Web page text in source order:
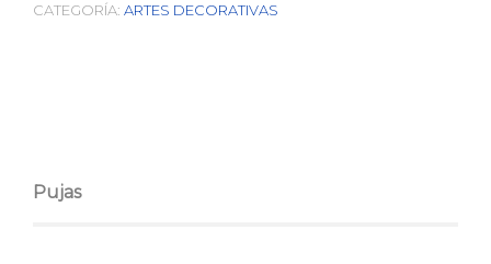
CATEGORÍA: ARTES DECORATIVAS
Pujas